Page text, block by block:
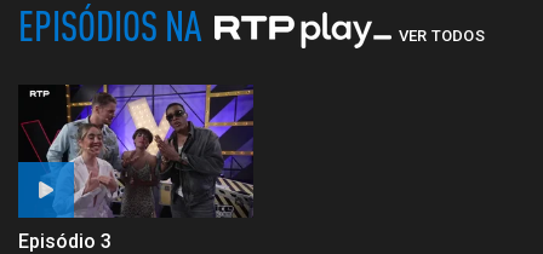
EPISÓDIOS NA VER TODOS
Episódio 3